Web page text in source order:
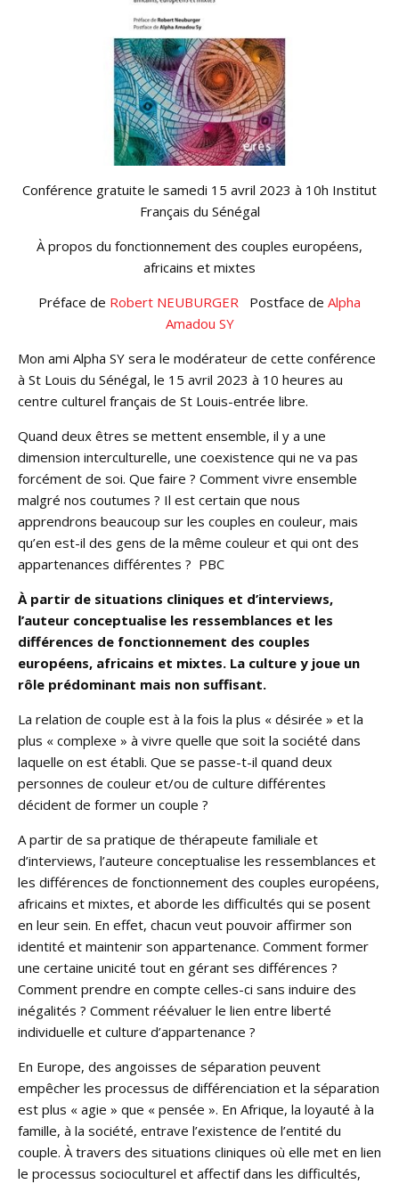
Conférence gratuite le samedi 15 avril 2023 à 10h Institut
Français du Sénégal
À propos du fonctionnement des couples européens,
africains et mixtes
Préface de Robert NEUBURGER Postface de Alpha
Amadou SY
Mon ami Alpha SY sera le modérateur de cette conférence
à St Louis du Sénégal, le 15 avril 2023 à 10 heures au
centre culturel français de St Louis-entrée libre.
Quand deux êtres se mettent ensemble, il y a une
dimension interculturelle, une coexistence qui ne va pas
forcément de soi. Que faire ? Comment vivre ensemble
malgré nos coutumes ? Il est certain que nous
apprendrons beaucoup sur les couples en couleur, mais
qu’en est-il des gens de la même couleur et qui ont des
appartenances différentes ? PBC
À partir de situations cliniques et d’interviews,
l’auteur conceptualise les ressemblances et les
différences de fonctionnement des couples
européens, africains et mixtes. La culture y joue un
rôle prédominant mais non suffisant.
La relation de couple est à la fois la plus « désirée » et la
plus « complexe » à vivre quelle que soit la société dans
laquelle on est établi. Que se passe-t-il quand deux
personnes de couleur et/ou de culture différentes
décident de former un couple ?
A partir de sa pratique de thérapeute familiale et
d’interviews, l’auteure conceptualise les ressemblances et
les différences de fonctionnement des couples européens,
africains et mixtes, et aborde les difficultés qui se posent
en leur sein. En effet, chacun veut pouvoir affirmer son
identité et maintenir son appartenance. Comment former
une certaine unicité tout en gérant ses différences ?
Comment prendre en compte celles-ci sans induire des
inégalités ? Comment réévaluer le lien entre liberté
individuelle et culture d’appartenance ?
En Europe, des angoisses de séparation peuvent
empêcher les processus de différenciation et la séparation
est plus « agie » que « pensée ». En Afrique, la loyauté à la
famille, à la société, entrave l’existence de l’entité du
couple. À travers des situations cliniques où elle met en lien
le processus socioculturel et affectif dans les difficultés,